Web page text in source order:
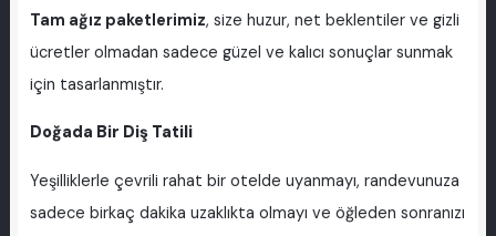
Tam ağız paketlerimiz, size huzur, net beklentiler ve gizli
ücretler olmadan sadece güzel ve kalıcı sonuçlar sunmak
için tasarlanmıştır.
Doğada Bir Diş Tatili
Yeşilliklerle çevrili rahat bir otelde uyanmayı, randevunuza
sadece birkaç dakika uzaklıkta olmayı ve öğleden sonranızı